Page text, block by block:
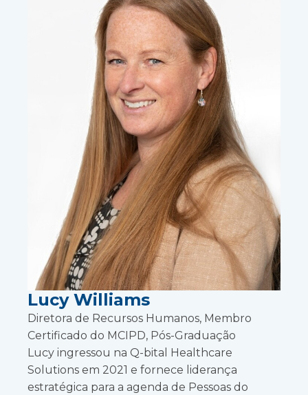
Lucy Williams
Diretora de Recursos Humanos, Membro
Certificado do MCIPD, Pós-Graduação
Lucy ingressou na Q-bital Healthcare
Solutions em 2021 e fornece liderança
estratégica para a agenda de Pessoas do